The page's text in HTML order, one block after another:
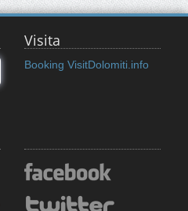
Visita
Booking VisitDolomiti.info